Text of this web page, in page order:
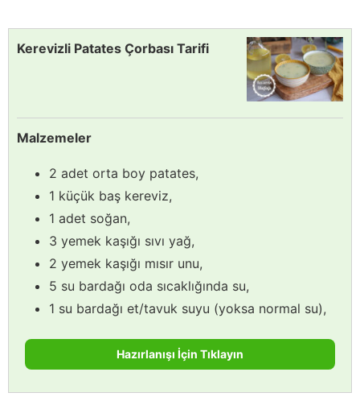
Kerevizli Patates Çorbası Tarifi
Malzemeler
2 adet orta boy patates,
1 küçük baş kereviz,
1 adet soğan,
3 yemek kaşığı sıvı yağ,
2 yemek kaşığı mısır unu,
5 su bardağı oda sıcaklığında su,
1 su bardağı et/tavuk suyu (yoksa normal su),
Hazırlanışı İçin Tıklayın